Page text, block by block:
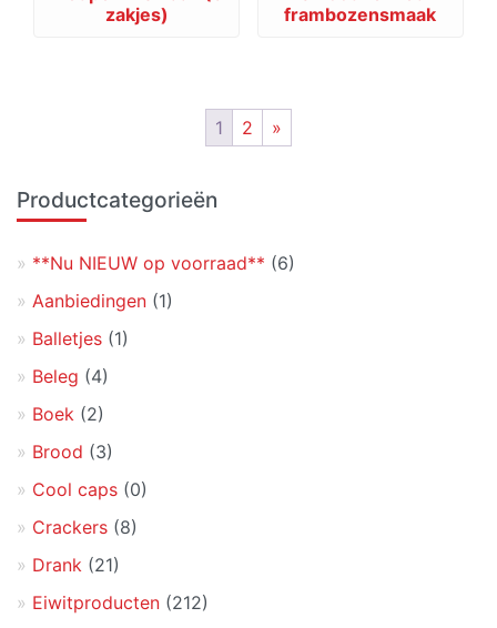
zakjes)
frambozensmaak
1 2 »
Primaire
Sidebar
Productcategorieën
**Nu NIEUW op voorraad** (6)
Aanbiedingen (1)
Balletjes (1)
Beleg (4)
Boek (2)
Brood (3)
Cool caps (0)
Crackers (8)
Drank (21)
Eiwitproducten (212)